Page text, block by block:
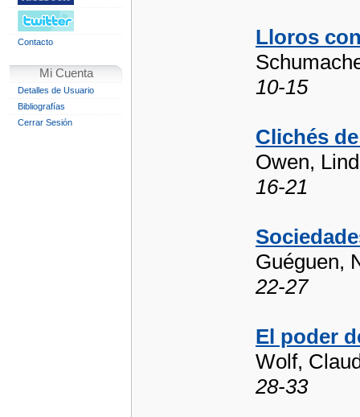
Contacto
Mi Cuenta
Detalles de Usuario
Bibliografías
Cerrar Sesión
Lloros
10-15
Clichés
Owen,
16-21
Guéguen,
22-27
El poder
Wolf,
28-33